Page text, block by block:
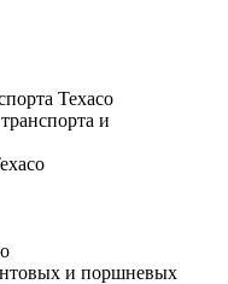
Texaco
и
и поршневых